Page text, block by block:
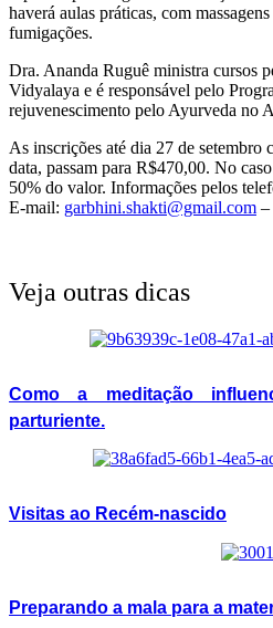
haverá aulas práticas, com
fumigações.
Dra. Ananda Ruguê ministra cursos
Vidyalaya e é responsável pelo
rejuvenescimento pelo Ayurveda no
As inscrições até dia 27 de setembro
data, passam para R$470,00. No
50% do valor. Informações pelos
E-mail: garbhini.shakti@gmail.com –
Veja outras dicas
Como a meditação
parturiente.
Visitas ao Recém-nascido
Preparando a mala para a